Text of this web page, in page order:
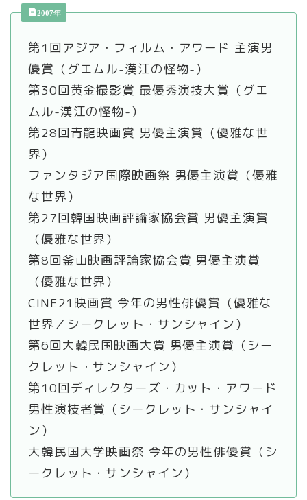
2007年
第1回アジア・フィルム・アワード 主演男
優賞（グエムル-漢江の怪物-）
第30回黄金撮影賞 最優秀演技大賞（グエ
ムル-漢江の怪物-）
第28回青龍映画賞 男優主演賞（優雅な世
界）
ファンタジア国際映画祭 男優主演賞（優雅
な世界）
第27回韓国映画評論家協会賞 男優主演賞
（優雅な世界）
第8回釜山映画評論家協会賞 男優主演賞
（優雅な世界）
CINE21映画賞 今年の男性俳優賞（優雅な
世界／シークレット・サンシャイン）
第6回大韓民国映画大賞 男優主演賞（シー
クレット・サンシャイン）
第10回ディレクターズ・カット・アワード
男性演技者賞（シークレット・サンシャイ
ン）
大韓民国大学映画祭 今年の男性俳優賞（シ
ークレット・サンシャイン）